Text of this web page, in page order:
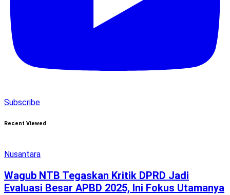
Subscribe
Recent Viewed
Nusantara
Wagub NTB Tegaskan Kritik DPRD Jadi
Evaluasi Besar APBD 2025, Ini Fokus Utamanya